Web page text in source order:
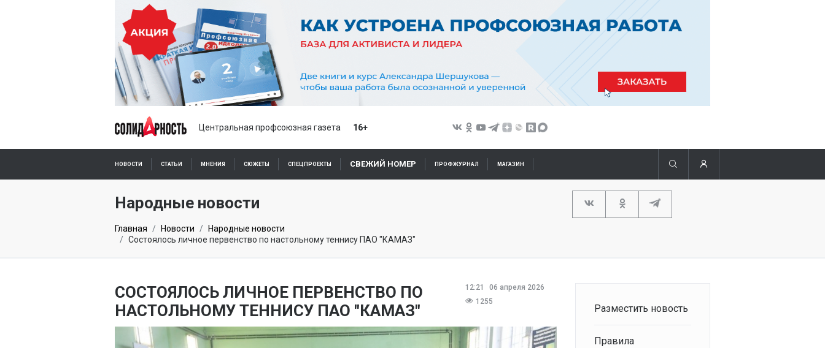
Центральная профсоюзная газета 16+
НОВОСТИ СТАТЬИ МНЕНИЯ СЮЖЕТЫ СПЕЦПРОЕКТЫ СВЕЖИЙ НОМЕР ПРОФЖУРНАЛ МАГАЗИН
ПОДПИСКА ОНЛАЙН
Народные новости
Главная Новости
Народные новости
Состоялось личное первенство по настольному теннису ПАО "КАМАЗ"
12:21
06 апреля 2026
1255
СОСТОЯЛОСЬ ЛИЧНОЕ ПЕРВЕНСТВО ПО
НАСТОЛЬНОМУ ТЕННИСУ ПАО "КАМАЗ"
Разместить новость
Правила